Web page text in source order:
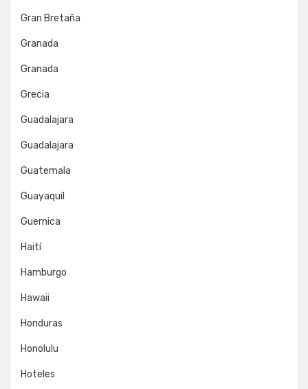
Gran Bretaña
Granada
Granada
Grecia
Guadalajara
Guadalajara
Guatemala
Guayaquil
Guernica
Haití
Hamburgo
Hawaii
Honduras
Honolulu
Hoteles